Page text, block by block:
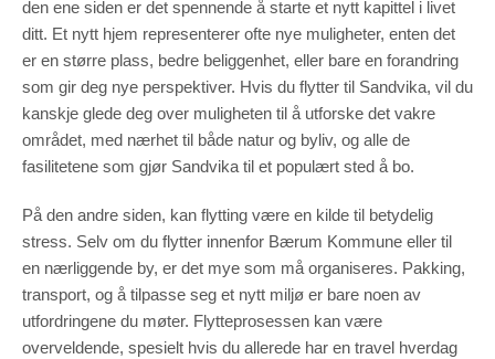
den ene siden er det spennende å starte et nytt kapittel i livet
ditt. Et nytt hjem representerer ofte nye muligheter, enten det
er en større plass, bedre beliggenhet, eller bare en forandring
som gir deg nye perspektiver. Hvis du flytter til Sandvika, vil du
kanskje glede deg over muligheten til å utforske det vakre
området, med nærhet til både natur og byliv, og alle de
fasilitetene som gjør Sandvika til et populært sted å bo.
På den andre siden, kan flytting være en kilde til betydelig
stress. Selv om du flytter innenfor Bærum Kommune eller til
en nærliggende by, er det mye som må organiseres. Pakking,
transport, og å tilpasse seg et nytt miljø er bare noen av
utfordringene du møter. Flytteprosessen kan være
overveldende, spesielt hvis du allerede har en travel hverdag
site, you
increase the
chance of
seeing
personalized
content and